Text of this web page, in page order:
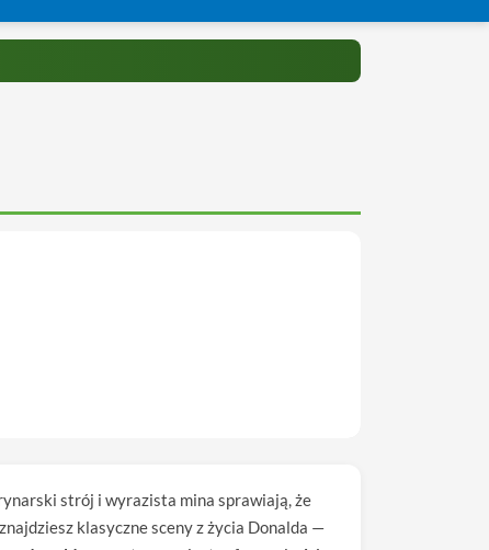
strój i wyrazista mina sprawiają, że
klasyczne sceny z życia Donalda —